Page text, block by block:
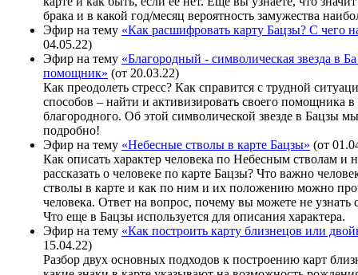
брака и в какой год/месяц вероятность замужества
Эфир на тему «Как расшифровать карту Бацзы? С чего
04.05.22)
Эфир на тему «Благородный - символическая звезда в
помощник» (от 20.03.22)
Как преодолеть стресс? Как справится с трудной
способов – найти и активизировать своего помощника
благородного. Об этой символической звезде в Бацзы
подробно!
Эфир на тему «Небесные стволы в карте Бацзы» (от
Как описать характер человека по Небесным стволам и
рассказать о человеке по карте Бацзы? Что важно
стволы в карте и как по ним и их положению можно
человека. Ответ на вопрос, почему вы можете не узнать
Что еще в Бацзы используется для описания характера.
Эфир на тему «Как построить карту близнецов или
15.04.22)
Разбор двух основных подходов к построению карт